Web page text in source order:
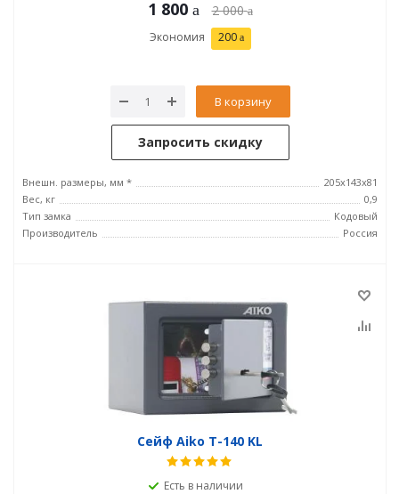
1 800 2 000
Экономия 200
В корзину
Запросить скидку
Внешн. размеры, мм *
205x143x81
Вес, кг
0,9
Тип замка
Кодовый
Производитель
Россия
Сейф Aiko T-140 KL
Есть в наличии